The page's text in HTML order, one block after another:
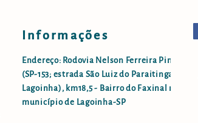
Informações
Endereço: Rodovia Nelson Ferreira Pinto
(SP-153; estrada São Luiz do Paraitinga -
Lagoinha), km18,5 - Bairro do Faxinal no
município de Lagoinha-SP